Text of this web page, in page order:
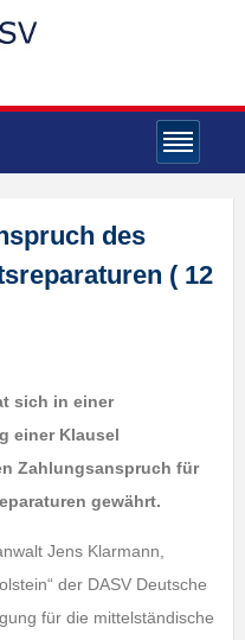
des
( 12
sich in einer
einer Klausel
Zahlungsanspruch für
gewährt.
Jens Klarmann,
der DASV Deutsche
für die mittelständische